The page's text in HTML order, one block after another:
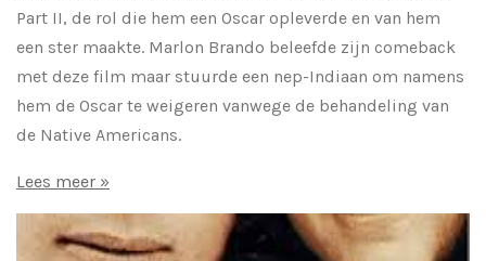
Part II, de rol die hem een Oscar opleverde en van hem
een ster maakte. Marlon Brando beleefde zijn comeback
met deze film maar stuurde een nep-Indiaan om namens
hem de Oscar te weigeren vanwege de behandeling van
de Native Americans.
Lees meer »